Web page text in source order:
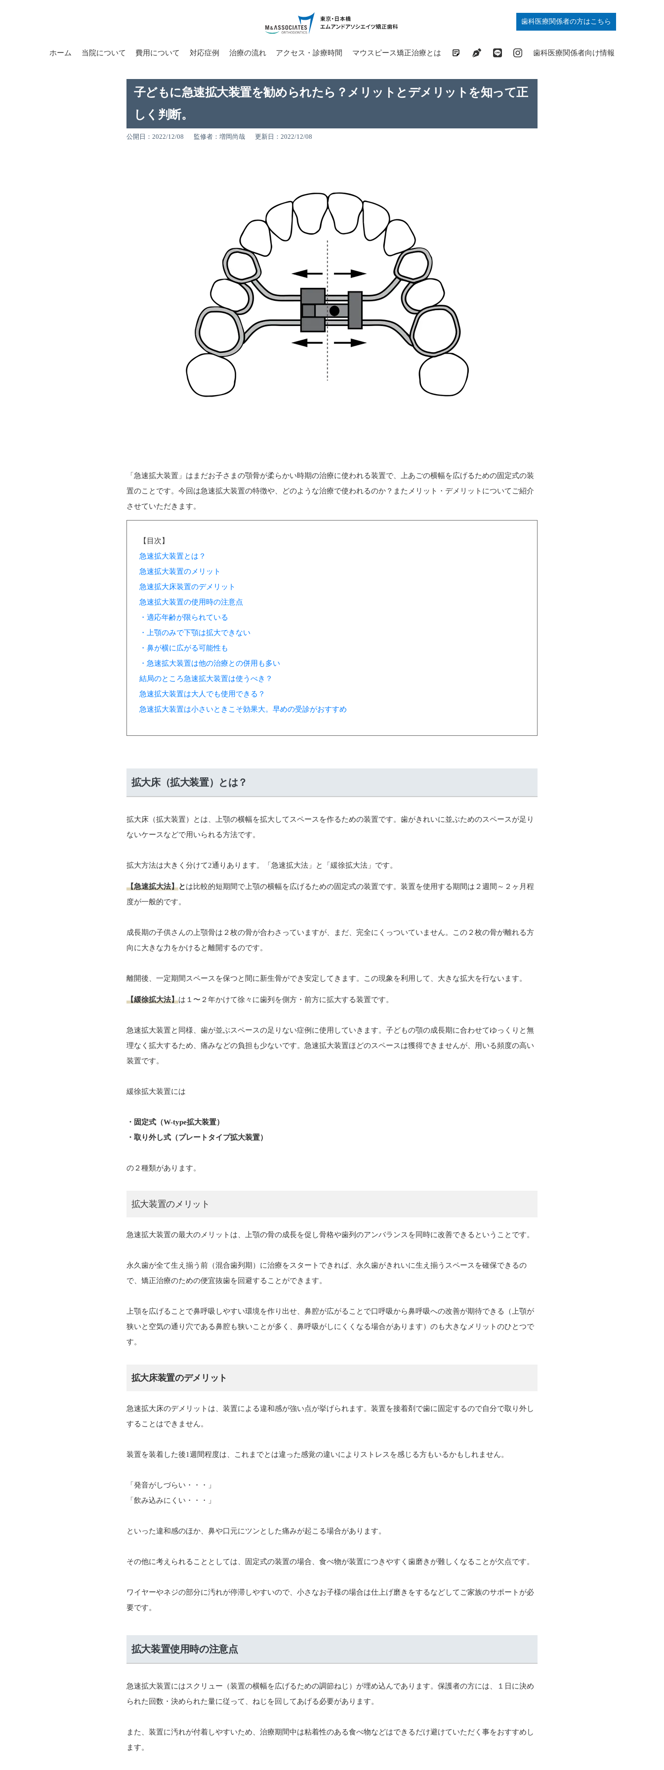
歯科医療関係者の方はこちら
ホーム 当院について 費用について 対応症例 治療の流れ アクセス・診療時間 マウスピース矯正治療とは 歯列矯正の基礎知識コラム
ドクターブログ
最新情報発信中
症例掲載中
歯科医療関係者向け情報
子どもに急速拡大装置を勧められたら？メリットとデメリットを知って正
しく判断。
公開日：2022/12/08 監修者：増岡尚哉 更新日：2022/12/08
「急速拡大装置」はまだお子さまの顎骨が柔らかい時期の治療に使われる装置で、上あごの横幅を広げるための固定式の装
置のことです。今回は急速拡大装置の特徴や、どのような治療で使われるのか？またメリット・デメリットについてご紹介
させていただきます。
【目次】
急速拡大装置とは？
急速拡大装置のメリット
急速拡大床装置のデメリット
急速拡大装置の使用時の注意点
・適応年齢が限られている
・上顎のみで下顎は拡大できない
・鼻が横に広がる可能性も
・急速拡大装置は他の治療との併用も多い
結局のところ急速拡大装置は使うべき？
急速拡大装置は大人でも使用できる？
急速拡大装置は小さいときこそ効果大。早めの受診がおすすめ
拡大床（拡大装置）とは？
拡大床（拡大装置）とは、上顎の横幅を拡大してスペースを作るための装置です。歯がきれいに並ぶためのスペースが足り
ないケースなどで用いられる方法です。
拡大方法は大きく分けて2通りあります。「急速拡大法」と「緩徐拡大法」です。
【急速拡大法】とは比較的短期間で上顎の横幅を広げるための固定式の装置です。装置を使用する期間は２週間～２ヶ月程
度が一般的です。
成長期の子供さんの上顎骨は２枚の骨が合わさっていますが、まだ、完全にくっついていません。この２枚の骨が離れる方
向に大きな力をかけると離開するのです。
離開後、一定期間スペースを保つと間に新生骨ができ安定してきます。この現象を利用して、大きな拡大を行ないます。
【緩徐拡大法】は１〜２年かけて徐々に歯列を側方・前方に拡大する装置です。
急速拡大装置と同様、歯が並ぶスペースの足りない症例に使用していきます。子どもの顎の成長期に合わせてゆっくりと無
理なく拡大するため、痛みなどの負担も少ないです。急速拡大装置ほどのスペースは獲得できませんが、用いる頻度の高い
装置です。
緩徐拡大装置には
・固定式（W-type拡大装置）
・取り外し式（プレートタイプ拡大装置）
の２種類があります。
拡大装置のメリット
急速拡大装置の最大のメリットは、上顎の骨の成長を促し骨格や歯列のアンバランスを同時に改善できるということです。
永久歯が全て生え揃う前（混合歯列期）に治療をスタートできれば、永久歯がきれいに生え揃うスペースを確保できるの
で、矯正治療のための便宜抜歯を回避することができます。
上顎を広げることで鼻呼吸しやすい環境を作り出せ、鼻腔が広がることで口呼吸から鼻呼吸への改善が期待できる（上顎が
狭いと空気の通り穴である鼻腔も狭いことが多く、鼻呼吸がしにくくなる場合があります）のも大きなメリットのひとつで
す。
拡大床装置のデメリット
急速拡大床のデメリットは、装置による違和感が強い点が挙げられます。装置を接着剤で歯に固定するので自分で取り外し
することはできません。
装置を装着した後1週間程度は、これまでとは違った感覚の違いによりストレスを感じる方もいるかもしれません。
「発音がしづらい・・・」
「飲み込みにくい・・・」
といった違和感のほか、鼻や口元にツンとした痛みが起こる場合があります。
その他に考えられることとしては、固定式の装置の場合、食べ物が装置につきやすく歯磨きが難しくなることが欠点です。
ワイヤーやネジの部分に汚れが停滞しやすいので、小さなお子様の場合は仕上げ磨きをするなどしてご家族のサポートが必
要です。
拡大装置使用時の注意点
急速拡大装置にはスクリュー（装置の横幅を広げるための調節ねじ）が埋め込んであります。保護者の方には、１日に決め
られた回数・決められた量に従って、ねじを回してあげる必要があります。
また、装置に汚れが付着しやすいため、治療期間中は粘着性のある食べ物などはできるだけ避けていただく事をおすすめし
ます。